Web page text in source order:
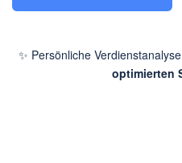
✨ Persönliche
optimierten